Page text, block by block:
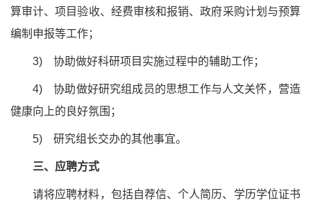
算审计、项目验收、经费审核和报销、政府采购计划与预算
编制申报等工作；
3) 协助做好科研项目实施过程中的辅助工作；
4)
协助做好研究组成员的思想工作与人文关怀，营造
健康向上的良好氛围；
5) 研究组长交办的其他事宜。
三、应聘方式
请将应聘材料，包括自荐信、个人简历、学历学位证书